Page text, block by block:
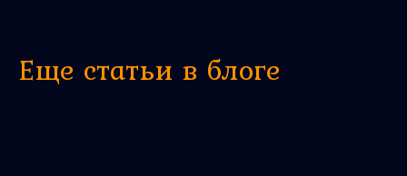
Еще статьи в блоге